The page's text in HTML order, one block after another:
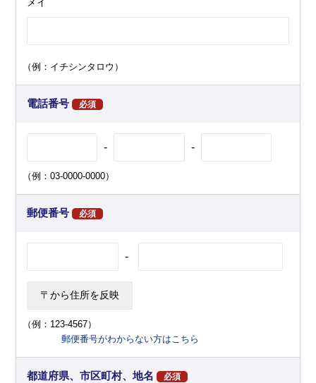
（例：イチシンタロウ）
電話番号 必須
- -
（例：03-0000-0000）
郵便番号 必須
-
（例：123-4567）
郵便番号がわからない方はこちら
都道府県、市区町村、地名 必須